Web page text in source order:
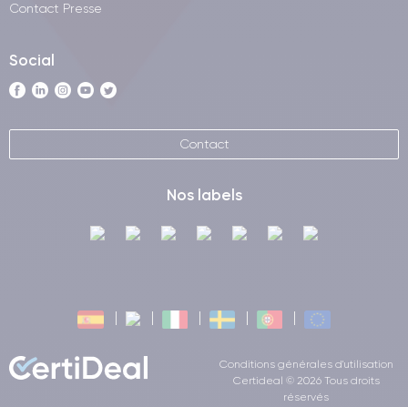
Contact Presse
Social
Contact
Nos labels
Conditions générales d'utilisation
Certideal © 2026 Tous droits
réservés